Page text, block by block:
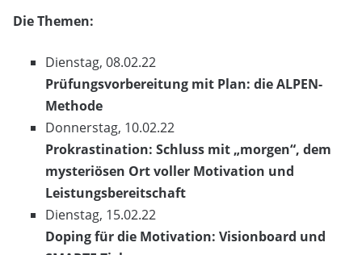
Die Themen:
Dienstag, 08.02.22
Prüfungsvorbereitung mit Plan: die ALPEN-
Methode
Donnerstag, 10.02.22
Prokrastination: Schluss mit „morgen“, dem
mysteriösen Ort voller Motivation und
Leistungsbereitschaft
Dienstag, 15.02.22
Doping für die Motivation: Visionboard und